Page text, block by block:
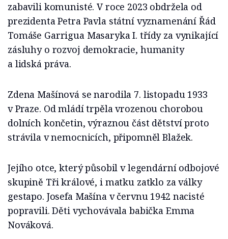
zabavili komunisté. V roce 2023 obdržela od
prezidenta Petra Pavla státní vyznamenání Řád
Tomáše Garrigua Masaryka I. třídy za vynikající
zásluhy o rozvoj demokracie, humanity
a lidská práva.
Zdena Mašínová se narodila 7. listopadu 1933
v Praze. Od mládí trpěla vrozenou chorobou
dolních končetin, výraznou část dětství proto
strávila v nemocnicích, připomněl Blažek.
Jejího otce, který působil v legendární odbojové
skupině Tři králové, i matku zatklo za války
gestapo. Josefa Mašína v červnu 1942 nacisté
popravili. Děti vychovávala babička Emma
Nováková.